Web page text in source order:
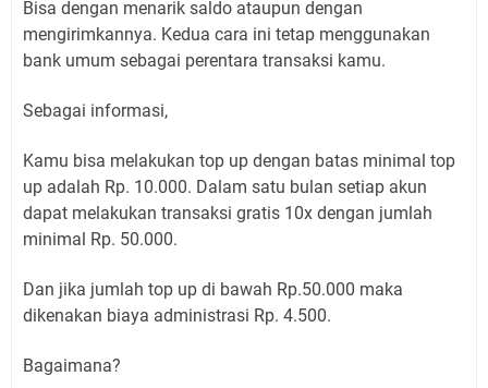
Bisa dengan menarik saldo ataupun dengan
mengirimkannya. Kedua cara ini tetap menggunakan
bank umum sebagai perentara transaksi kamu.
Sebagai informasi,
Kamu bisa melakukan top up dengan batas minimal top
up adalah Rp. 10.000. Dalam satu bulan setiap akun
dapat melakukan transaksi gratis 10x dengan jumlah
minimal Rp. 50.000.
Dan jika jumlah top up di bawah Rp.50.000 maka
dikenakan biaya administrasi Rp. 4.500.
Bagaimana?